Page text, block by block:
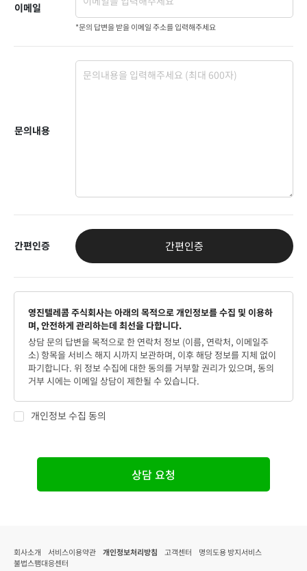
이메일
*문의 답변을 받을 이메일 주소를 입력해주세요
문의내용
간편인증 간편인증
영진텔레콤 주식회사는 아래의 목적으로 개인정보를 수집 및 이용하
며, 안전하게 관리하는데 최선을 다합니다.
상담 문의 답변을 목적으로 한 연락처 정보 (이름, 연락처, 이메일주
소) 항목을 서비스 해지 시까지 보관하며, 이후 해당 정보를 지체 없이
파기합니다. 위 정보 수집에 대한 동의를 거부할 권리가 있으며, 동의
거부 시에는 이메일 상담이 제한될 수 있습니다.
개인정보 수집 동의
상담 요청
회사소개 서비스이용약관 개인정보처리방침 고객센터
명의도용 방지서비스
불법스팸대응센터